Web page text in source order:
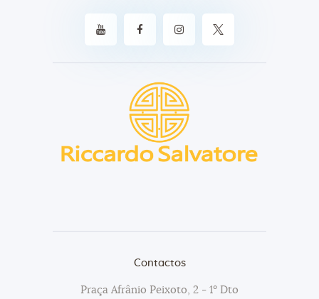
Contactos
Praça Afrânio Peixoto, 2 - 1º Dto